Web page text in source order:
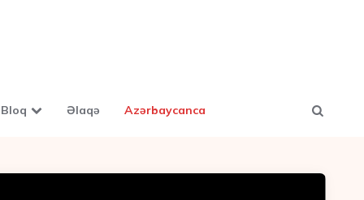
Bloq Əlaqə Azərbaycanca